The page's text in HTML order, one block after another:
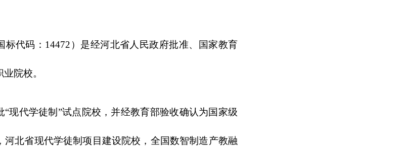
标代码： 14472）是经河北省人民政府批准、国家教育
院校。
“现代学徒制”试点院校，并经教育部验收确认为国家级
河北省现代学徒制项目建设院校，全国数智制造产教融